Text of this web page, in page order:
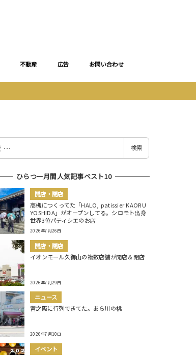
不動産 広告 お問い合わせ
検索
ひらつー月間人気記事ベスト10
開店・閉店
高槻につくってた「HALO, patissier KAORU
YOSHIDA」がオープンしてる。シロモト出身
世界3位パティシエのお店
2026年7月26日
開店・閉店
イオンモール久御山の複数店舗が開店＆閉店
2026年7月29日
ニュース
宮之阪に行列できてた。あら川の桃
2026年7月10日
イベント